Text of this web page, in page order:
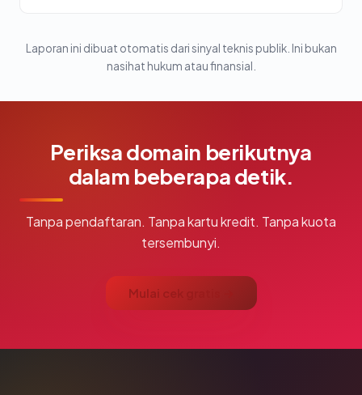
Laporan ini dibuat otomatis dari sinyal teknis publik. Ini bukan
nasihat hukum atau finansial.
Periksa domain berikutnya
dalam beberapa detik.
Tanpa pendaftaran. Tanpa kartu kredit. Tanpa kuota
tersembunyi.
Mulai cek gratis →